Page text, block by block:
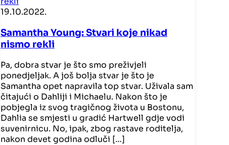
19.10.2022.
Samantha Young: Stvari koje nikad
nismo rekli
Pa, dobra stvar je što smo preživjeli
ponedjeljak. A još bolja stvar je što je
Samantha opet napravila top stvar. Uživala sam
čitajući o Dahliji i Michaelu. Nakon što je
pobjegla iz svog tragičnog života u Bostonu,
Dahlia se smjesti u gradić Hartwell gdje vodi
suvenirnicu. No, ipak, zbog rastave roditelja,
nakon devet godina odluči […]